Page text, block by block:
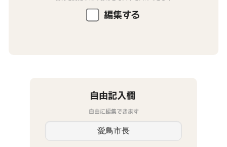
編集する
自由記入欄
自由に編集できます